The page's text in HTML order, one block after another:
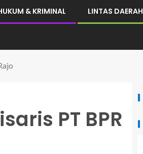
& KRIMINAL LINTAS DAERAH
PT BPR